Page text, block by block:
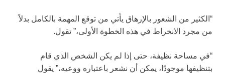
“الكثير من الشعور بالإرهاق يأتي من توقع المهمة بالكامل بدلاً
من مجرد الانخراط في هذه الخطوة الأولى،” تقول.
“في مساحة نظيفة، حتى إذا لم يكن الشخص الذي قام
بتنظيفها موجودًا، يمكن أن نشعر باعتباره ووعيه،” يقول